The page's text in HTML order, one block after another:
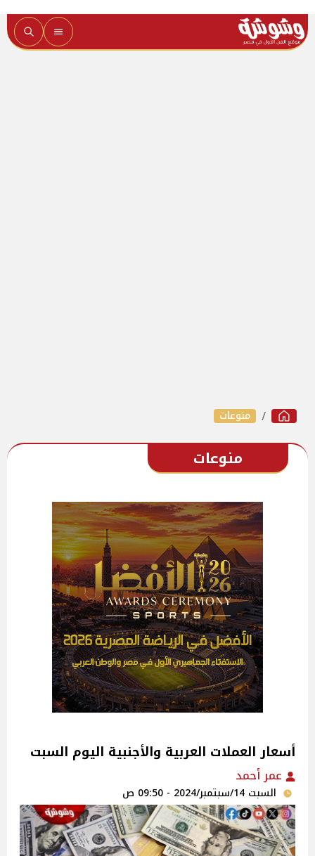
منوعات
منوعات
أسعار العملات العربية والأجنبية اليوم السبت
عمر أحمد
السبت 14/سبتمبر/2024 - 09:50 ص